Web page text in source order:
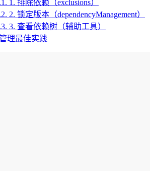
1. 排除依赖（exclusions）
2. 锁定版本（dependencyManagement）
3. 查看依赖树（辅助工具）
理最佳实践